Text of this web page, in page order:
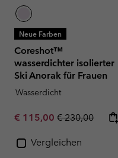
Neue Farben
Coreshot™
wasserdichter isolierter
Ski Anorak für Frauen
Wasserdicht
Sale price:
€ 115,00 Regular price:
€ 230,00
Vergleichen